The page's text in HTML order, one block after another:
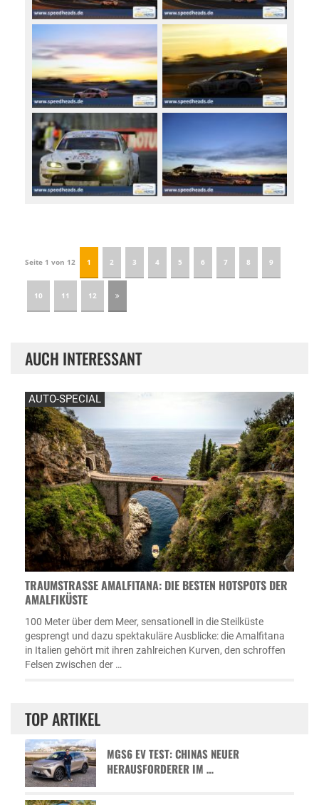
Seite 1 von 12 1 2 3 4 5 6 7 8 9
10 11 12
AUCH INTERESSANT
AUTO-SPECIAL
TRAUMSTRASSE AMALFITANA: DIE BESTEN HOTSPOTS DER A
MALFIKÜSTE
100 Meter über dem Meer, sensationell in die Steilküste
gesprengt und dazu spektakuläre Ausblicke: die Amalfitana
in Italien gehört mit ihren zahlreichen Kurven, den schroffen
Felsen zwischen der …
TOP ARTIKEL
MGS6 EV TEST: CHINAS NEUER
HERAUSFORDERER IM …